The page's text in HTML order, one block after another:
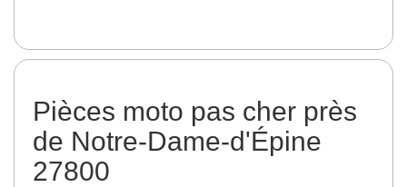
Pièces moto pas cher près
de Notre-Dame-d'Épine
27800